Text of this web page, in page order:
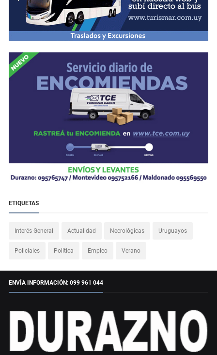
ETIQUETAS
Interés General Actualidad Necrológicas Uruguayos
Policiales Política Empleo Verano
ENVÍA INFORMACIÓN: 099 961 044